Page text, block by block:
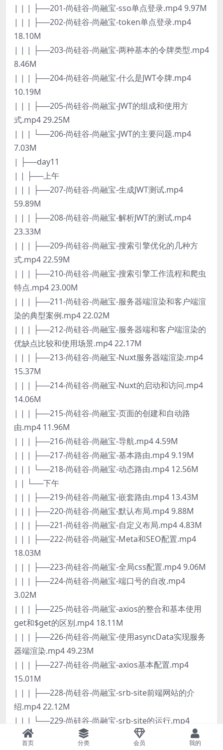
| | | ├──201-尚硅谷-尚融宝-sso单点登录.mp4 9.97M
| | | ├──202-尚硅谷-尚融宝-token单点登录.mp4
18.10M
| | | ├──203-尚硅谷-尚融宝-两种基本的令牌类型.mp4
8.46M
| | | ├──204-尚硅谷-尚融宝-什么是JWT令牌.mp4
10.19M
| | | ├──205-尚硅谷-尚融宝-JWT的组成和使用方
式.mp4 29.25M
| | | └──206-尚硅谷-尚融宝-JWT的主要问题.mp4
7.03M
| ├──day11
| | ├──上午
| | | ├──207-尚硅谷-尚融宝-生成JWT测试.mp4
59.89M
| | | ├──208-尚硅谷-尚融宝-解析JWT的测试.mp4
23.33M
| | | ├──209-尚硅谷-尚融宝-搜索引擎优化的几种方
式.mp4 22.59M
| | | ├──210-尚硅谷-尚融宝-搜索引擎工作流程和爬虫
特点.mp4 23.00M
| | | ├──211-尚硅谷-尚融宝-服务器端渲染和客户端渲
染的典型案例.mp4 22.02M
| | | ├──212-尚硅谷-尚融宝-服务器端和客户端渲染的
优缺点比较和使用场景.mp4 22.17M
| | | ├──213-尚硅谷-尚融宝-Nuxt服务器端渲染.mp4
15.37M
| | | ├──214-尚硅谷-尚融宝-Nuxt的启动和访问.mp4
14.06M
| | | ├──215-尚硅谷-尚融宝-页面的创建和自动路
由.mp4 11.96M
| | | ├──216-尚硅谷-尚融宝-导航.mp4 4.59M
| | | ├──217-尚硅谷-尚融宝-基本路由.mp4 9.19M
| | | └──218-尚硅谷-尚融宝-动态路由.mp4 12.56M
| | └──下午
| | | ├──219-尚硅谷-尚融宝-嵌套路由.mp4 13.43M
| | | ├──220-尚硅谷-尚融宝-默认布局.mp4 9.88M
| | | ├──221-尚硅谷-尚融宝-自定义布局.mp4 4.83M
| | | ├──222-尚硅谷-尚融宝-Meta和SEO配置.mp4
18.03M
| | | ├──223-尚硅谷-尚融宝-全局css配置.mp4 9.06M
| | | ├──224-尚硅谷-尚融宝-端口号的自改.mp4
3.02M
| | | ├──225-尚硅谷-尚融宝-axios的整合和基本使用
get和$get的区别.mp4 18.11M
| | | ├──226-尚硅谷-尚融宝-使用asyncData实现服务
器端渲染.mp4 49.23M
| | | ├──227-尚硅谷-尚融宝-axios基本配置.mp4
15.01M
| | | ├──228-尚硅谷-尚融宝-srb-site前端网站的介
绍.mp4 22.12M
| | | └──229-尚硅谷-尚融宝-srb-site的运行.mp4
14.30M
首页 分类 会员 我的